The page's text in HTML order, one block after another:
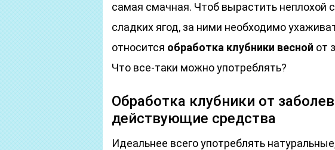
самая смачная. Чтоб вырастить неплохой
сладких ягод, за ними необходимо
относится обработка клубники весной от
Что все-таки можно употреблять?
Обработка клубники от
действующие средства
Идеальнее всего употреблять